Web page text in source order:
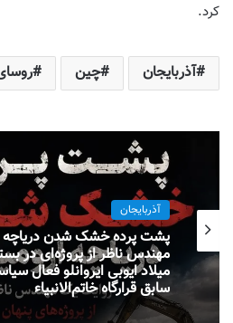
کرد.
آذربایجان چین
آذربایجان
میلاد ایوبی ایروانلو فعال
سابق قرارگاه خاتم‌الانبیاء